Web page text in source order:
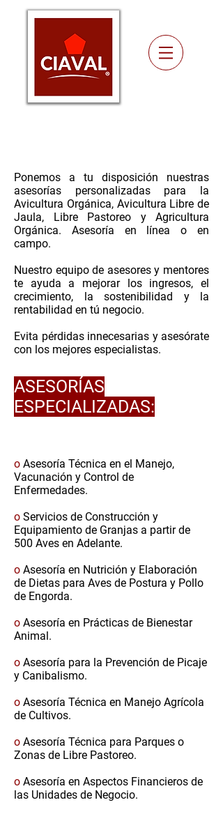
Ponemos a tu disposición nuestras
asesorías personalizadas para la
Avicultura Orgánica, Avicultura Libre de
Jaula, Libre Pastoreo y Agricultura
Orgánica. Asesoría en línea o en
campo.
Nuestro equipo de asesores y mentores
te ayuda a mejorar los ingresos, el
crecimiento, la sostenibilidad y la
rentabilidad en tú negocio.
Evita pérdidas innecesarias y asesórate
con los mejores especialistas.
ASESORÍAS
ESPECIALIZADAS:
o Asesoría Técnica en el Manejo,
Vacunación y Control de
Enfermedades.
o Servicios de Construcción y
Equipamiento de Granjas a partir de
500 Aves en Adelante.
o Asesoría en Nutrición y Elaboración
de Dietas para Aves de Postura y Pollo
de Engorda.
o Asesoría en Prácticas de Bienestar
Animal.
o Asesoría para la Prevención de Picaje
y Canibalismo.
o Asesoría Técnica en Manejo Agrícola
de Cultivos.
o Asesoría Técnica para Parques o
Zonas de Libre Pastoreo.
o Asesoría en Aspectos Financieros de
las Unidades de Negocio.